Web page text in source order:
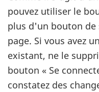
pouvez utiliser le
plus d'un bouton de
page. Si vous avez
existant, ne le
bouton « Se
constatez des